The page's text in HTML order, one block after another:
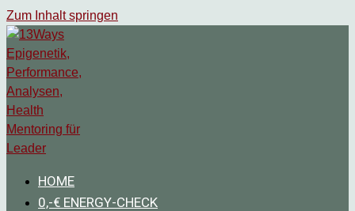
Zum Inhalt springen
HOME
0,-€ ENERGY-CHECK